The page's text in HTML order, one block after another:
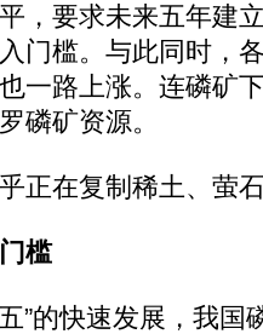
，要求未来五年建
门槛。与此同时，
一路上涨。连磷矿
磷矿资源。
在复制稀土、萤
槛
的快速发展，我国